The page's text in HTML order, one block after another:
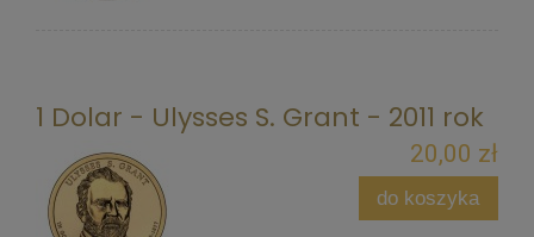
1 Dolar - Ulysses S. Grant - 2011 rok
20,00 zł
do koszyka